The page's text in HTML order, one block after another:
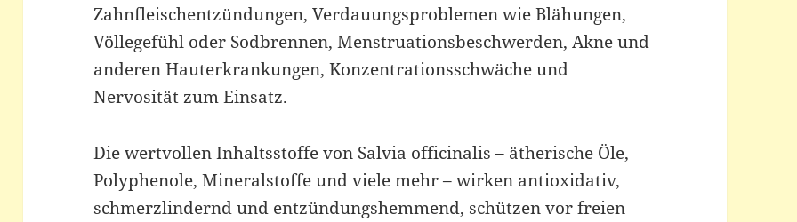
Zahnfleischentzündungen, Verdauungsproblemen wie Blähungen,
Völlegefühl oder Sodbrennen, Menstruationsbeschwerden, Akne und
anderen Hauterkrankungen, Konzentrationsschwäche und
Nervosität zum Einsatz.
Die wertvollen Inhaltsstoffe von Salvia officinalis – ätherische Öle,
Polyphenole, Mineralstoffe und viele mehr – wirken antioxidativ,
schmerzlindernd und entzündungshemmend, schützen vor freien